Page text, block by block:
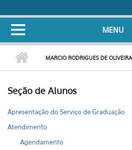
MENU
MARCIO RODRIGUES DE OLIVEIRA
Seção de Alunos
Apresentação do Serviço de Graduação
Atendimento
Agendamento